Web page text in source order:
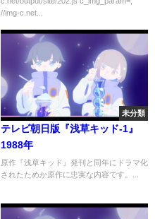
//img-c.net...
未分類
テレビ朝日版『浅草キッド-1』
1988年
原作『浅草キッド』発刊と同年にドラマ化
されたためか原作に忠実な内容です。...